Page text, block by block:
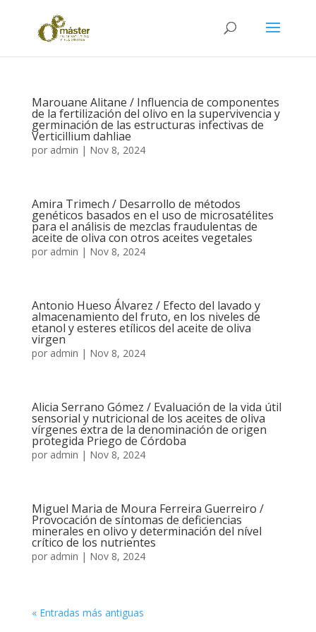
Marouane Alitane / Influencia de componentes
de la fertilización del olivo en la supervivencia y
germinación de las estructuras infectivas de
Verticillium dahliae
por admin | Nov 8, 2024
Amira Trimech / Desarrollo de métodos
genéticos basados en el uso de microsatélites
para el análisis de mezclas fraudulentas de
aceite de oliva con otros aceites vegetales
por admin | Nov 8, 2024
Antonio Hueso Álvarez / Efecto del lavado y
almacenamiento del fruto, en los niveles de
etanol y esteres etílicos del aceite de oliva
virgen
por admin | Nov 8, 2024
Alicia Serrano Gómez / Evaluación de la vida útil
sensorial y nutricional de los aceites de oliva
vírgenes extra de la denominación de origen
protegida Priego de Córdoba
por admin | Nov 8, 2024
Miguel Maria de Moura Ferreira Guerreiro /
Provocación de síntomas de deficiencias
minerales en olivo y determinación del nível
crítico de los nutrientes
por admin | Nov 8, 2024
« Entradas más antiguas